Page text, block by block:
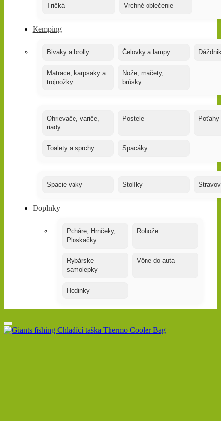
Tričká Vrchné oblečenie
Kemping
Bivaky a brolly Čelovky a lampy
Matrace, karpsaky a
trojnožky
Nože, mačety,
brúsky
Ohrievače, variče,
riady
Postele Poťahy
Toalety a sprchy Spacáky
Spacie vaky Stolíky
Doplnky
Poháre, Hrnčeky,
Ploskačky
Rohože
Rybárske
samolepky
Vône do auta
Hodinky